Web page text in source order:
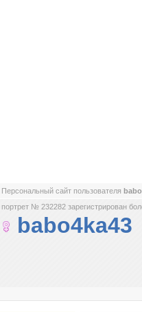
Персональный сайт пользователя
портрет № 232282 зарегистрирован
babo4ka43